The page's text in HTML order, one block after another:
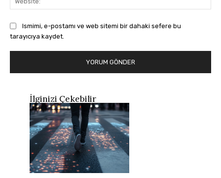
Ismimi, e-postamı ve web sitemi bir dahaki sefere bu
tarayıcıya kaydet.
İlginizi Çekebilir